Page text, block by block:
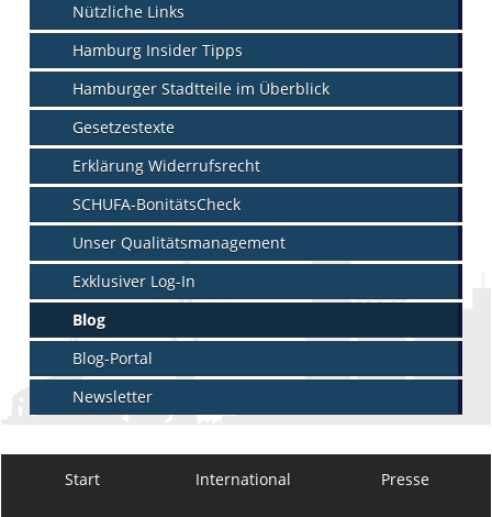
Nützliche Links
Hamburg Insider Tipps
Hamburger Stadtteile im Überblick
Gesetzestexte
Erklärung Widerrufsrecht
SCHUFA-BonitätsCheck
Unser Qualitätsmanagement
Exklusiver Log-In
Blog
Blog-Portal
Newsletter
Start International Presse